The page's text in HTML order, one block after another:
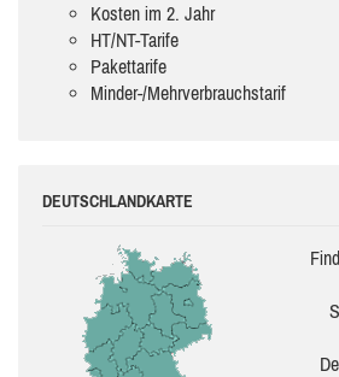
Kosten im 2. Jahr
HT/NT-Tarife
Pakettarife
Minder-/Mehrverbrauchstarif
DEUTSCHLANDKARTE